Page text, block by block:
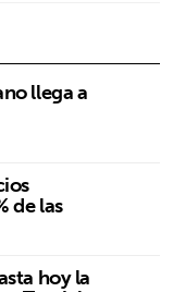
llega a
de las
hoy la